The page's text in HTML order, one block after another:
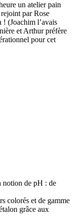
un atelier pain
par Rose
(Joachim l’avais
et Arthur préfère
pour cet
notion de pH : de
colorés et de gamme
grâce aux